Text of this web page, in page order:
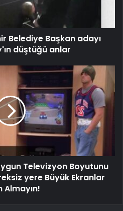
Belediye Başkan adayı
düştüğü anlar
Televizyon Boyutunu
yere Büyük Ekranlar
Almayın!